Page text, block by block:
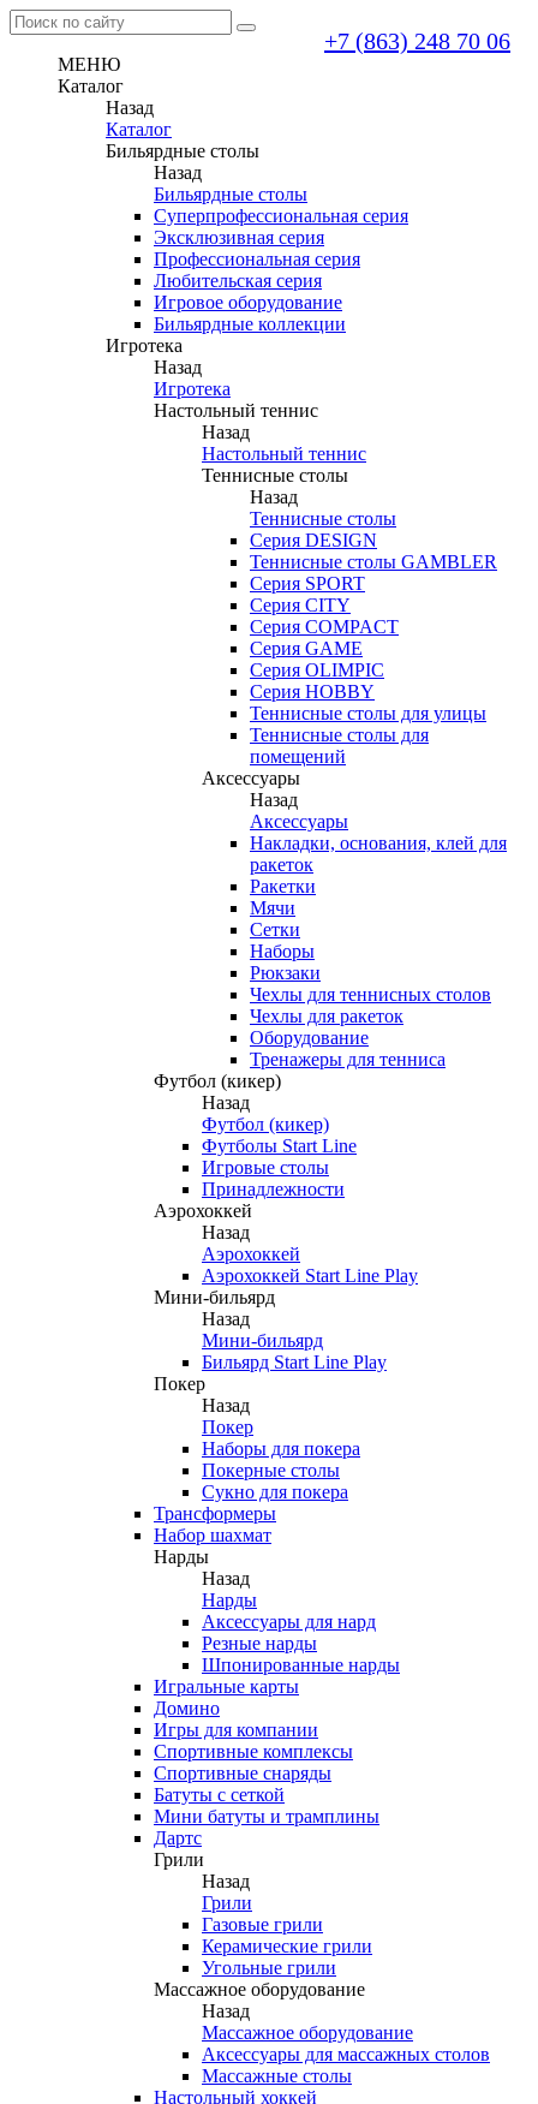
+7 (863) 248 70 06
МЕНЮ
Каталог
Назад
Каталог
Бильярдные столы
Назад
Бильярдные столы
Суперпрофессиональная серия
Эксклюзивная серия
Профессиональная серия
Любительская серия
Игровое оборудование
Бильярдные коллекции
Игротека
Назад
Игротека
Настольный теннис
Назад
Настольный теннис
Теннисные столы
Назад
Теннисные столы
Серия DESIGN
Теннисные столы GAMBLER
Серия SPORT
Серия CITY
Серия COMPACT
Серия GAME
Серия OLIMPIC
Серия HOBBY
Теннисные столы для улицы
Теннисные столы для
помещений
Аксессуары
Назад
Аксессуары
Накладки, основания, клей для
ракеток
Ракетки
Мячи
Сетки
Наборы
Рюкзаки
Чехлы для теннисных столов
Чехлы для ракеток
Оборудование
Тренажеры для тенниса
Футбол (кикер)
Назад
Футбол (кикер)
Футболы Start Line
Игровые столы
Принадлежности
Аэрохоккей
Назад
Аэрохоккей
Аэрохоккей Start Line Play
Мини-бильярд
Назад
Мини-бильярд
Бильярд Start Line Play
Покер
Назад
Покер
Наборы для покера
Покерные столы
Сукно для покера
Трансформеры
Набор шахмат
Нарды
Назад
Нарды
Аксессуары для нард
Резные нарды
Шпонированные нарды
Игральные карты
Домино
Игры для компании
Спортивные комплексы
Спортивные снаряды
Батуты с сеткой
Мини батуты и трамплины
Дартс
Грили
Назад
Грили
Газовые грили
Керамические грили
Угольные грили
Массажное оборудование
Назад
Массажное оборудование
Аксессуары для массажных столов
Массажные столы
Настольный хоккей